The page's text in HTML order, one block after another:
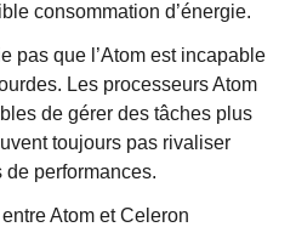
consommation d’énergie.
pas que l’Atom est incapable
Les processeurs Atom
de gérer des tâches plus
toujours pas rivaliser
performances.
Atom et Celeron